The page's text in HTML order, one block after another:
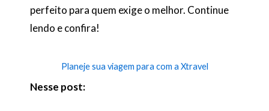
perfeito para quem exige o melhor. Continue
lendo e confira!
Planeje sua viagem para com a Xtravel
Nesse post: